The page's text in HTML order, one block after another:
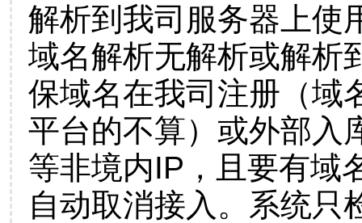
解析到我司服务器上使
域名解析无解析或解析
保域名在我司注册（域
平台的不算）或外部入
等非境内IP，且要有域
自动取消接入。系统只